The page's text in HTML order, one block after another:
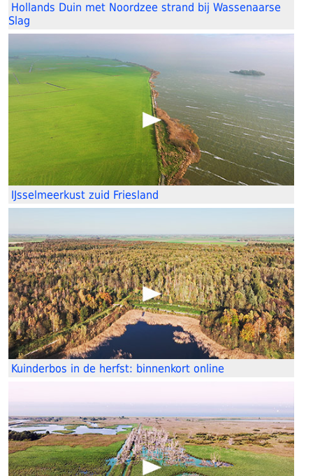
Hollands Duin met Noordzee strand bij Wassenaarse
Slag
IJsselmeerkust zuid Friesland
Kuinderbos in de herfst: binnenkort online